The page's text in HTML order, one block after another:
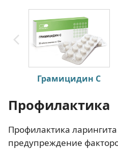
Грамицидин С
Профилактика
Профилактика
предупреждение